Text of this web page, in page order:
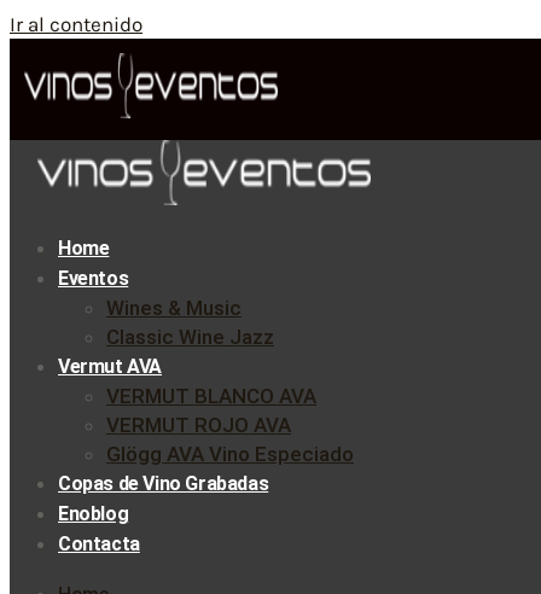
Ir al contenido
Home
Eventos
Wines & Music
Classic Wine Jazz
Vermut AVA
VERMUT BLANCO AVA
VERMUT ROJO AVA
Glögg AVA Vino Especiado
Copas de Vino Grabadas
Enoblog
Contacta